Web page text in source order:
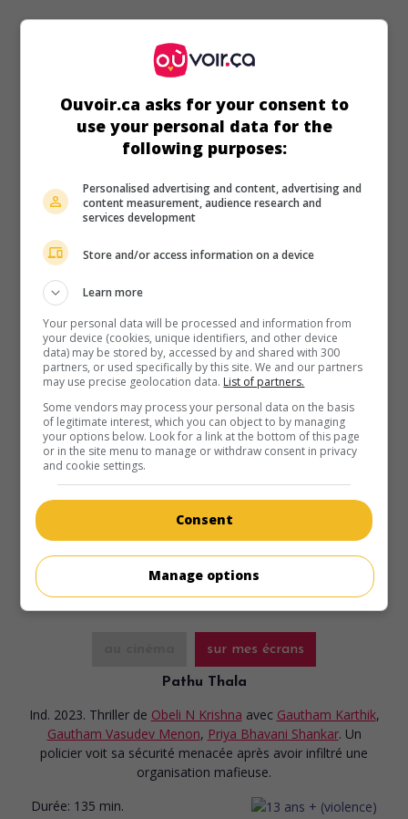
au cinéma
Demonte Colony 2
R. Ajay Gnanamuthu
Bhavani Shankar
Arulnithi Antti Jaaskelainen . Pour
connaître la nature de l'entité maléfique qui a dévasté leur
entourage, un groupe de jeunes retourne à la maison
Durée:
au cinéma sur mes écrans
Agilan
Ind. 2023. Thriller de N. Kalyanakrishnan avec Jayam Ravi
Priya Bhavani Shankar
dans un port est également à la tête d'un trafic illégal sur le
site.
Durée: 133 min.
sur mes écrans
Pathu Thala
Ind. 2023. Thriller de Obeli N Krishna avec Gautham Karthik,
Gautham Vasudev Menon, Priya Bhavani Shankar. Un
policier voit sa sécurité menacée après avoir infiltré une
organisation mafieuse.
Durée: 135 min.
Ouvoir.ca asks for your consent to
use your personal data for the
following purposes:
Personalised advertising and content, advertising and
content measurement, audience research and
services development
Store and/or access information on a device
Learn more
Your personal data will be processed and information from
your device (cookies, unique identifiers, and other device
data) may be stored by, accessed by and shared with 300
partners, or used specifically by this site. We and our partners
may use precise geolocation data. List of partners.
Some vendors may process your personal data on the basis
of legitimate interest, which you can object to by managing
your options below. Look for a link at the bottom of this page
or in the site menu to manage or withdraw consent in privacy
and cookie settings.
Consent
Manage options